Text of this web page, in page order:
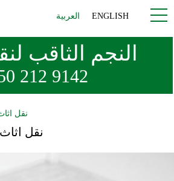
العربية ENGLISH
النجم الثاقب
212 9142
نقل
نقل